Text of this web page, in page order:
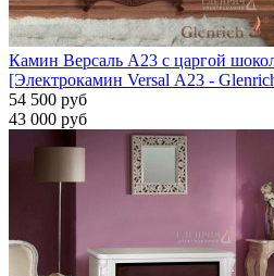
Камин Версаль A23 с царгой
[Электрокамин Versal А23 -
54 500 руб
43 000 руб